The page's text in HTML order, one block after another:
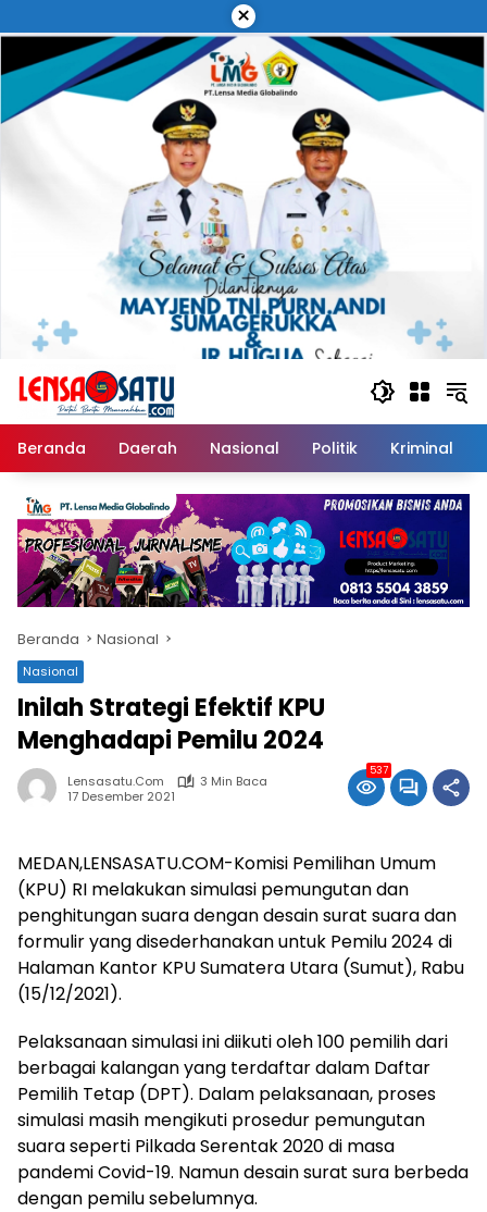
ke
konten
×
Beranda Daerah Nasional Politik Kriminal
Beranda Nasional
Nasional
Inilah Strategi Efektif KPU
Menghadapi Pemilu 2024
Lensasatu.com
3 Min Baca
17 Desember 2021
537
MEDAN,LENSASATU.COM-Komisi Pemilihan Umum
(KPU) RI melakukan simulasi pemungutan dan
penghitungan suara dengan desain surat suara dan
formulir yang disederhanakan untuk Pemilu 2024 di
Halaman Kantor KPU Sumatera Utara (Sumut), Rabu
(15/12/2021).
Pelaksanaan simulasi ini diikuti oleh 100 pemilih dari
berbagai kalangan yang terdaftar dalam Daftar
Pemilih Tetap (DPT). Dalam pelaksanaan, proses
simulasi masih mengikuti prosedur pemungutan
suara seperti Pilkada Serentak 2020 di masa
pandemi Covid-19. Namun desain surat sura berbeda
dengan pemilu sebelumnya.